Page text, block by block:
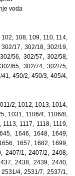
voda
108, 109, 110, 114,
17, 302/18, 302/19,
56, 302/57, 302/58,
65, 302/74, 302/75,
450/2, 450/3, 405/4,
2, 1012, 1013, 1014,
1031, 1106/4, 1106/8,
1117, 1118, 1119,
1646, 1648, 1649,
1657, 1682, 1699,
2407/1, 2407/2, 2408,
2438, 2439, 2440,
4, 2531/7, 2537/1,